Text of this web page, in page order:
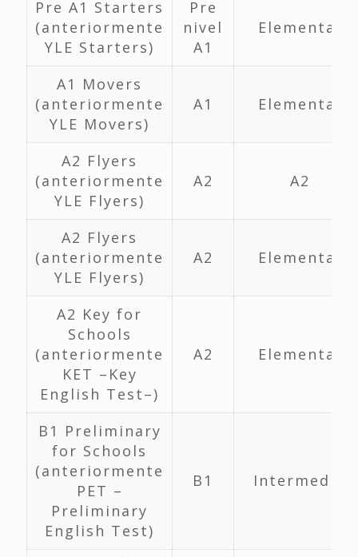
Pre A1 Starters
(anteriormente
YLE Starters)
Pre
nivel
A1
Elemental
A1 Movers
(anteriormente
YLE Movers)
A1 Elemental
A2 Flyers
(anteriormente
YLE Flyers)
A2 A2
A2 Flyers
(anteriormente
YLE Flyers)
A2 Elemental
A2 Key for
Schools
(anteriormente
KET –Key
English Test–)
A2 Elemental
B1 Preliminary
for Schools
(anteriormente
PET –
Preliminary
English Test)
B1 Intermedio